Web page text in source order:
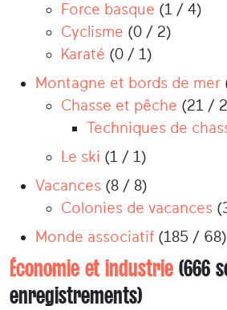
Force basque (1 / 4)
Cyclisme (0 / 2)
Karaté (0 / 1)
Montagne et bords de mer
Chasse et pêche (21 /
Techniques de
Le ski (1 / 1)
Vacances (8 / 8)
Colonies de vacances
Monde associatif (185 / 68)
Économie et industrie (666
enregistrements)